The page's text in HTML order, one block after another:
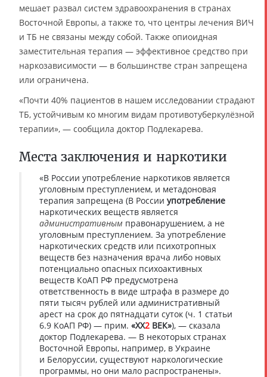
мешает развал систем здравоохранения в странах
Восточной Европы, а также то, что центры лечения ВИЧ
и ТБ не связаны между собой. Также опиоидная
заместительная терапия — эффективное средство при
наркозависимости — в большинстве стран запрещена
или ограничена.
«Почти 40% пациентов в нашем исследовании страдают
ТБ, устойчивым ко многим видам противотуберкулёзной
терапии», — сообщила доктор Подлекарева.
Места заключения и наркотики
«В России употребление наркотиков является
уголовным преступлением, и метадоновая
терапия запрещена (В России употребление
наркотических веществ является
административным правонарушением, а не
уголовным преступлением. За употребление
наркотических средств или психотропных
веществ без назначения врача либо новых
потенциально опасных психоактивных
веществ КоАП РФ предусмотрена
ответственность в виде штрафа в размере до
пяти тысяч рублей или административный
арест на срок до пятнадцати суток (ч. 1 статьи
6.9 КоАП РФ) — прим. «XX2 ВЕК»), — сказала
доктор Подлекарева. — В некоторых странах
Восточной Европы, например, в Украине
и Белоруссии, существуют наркологические
программы, но они мало распространены».